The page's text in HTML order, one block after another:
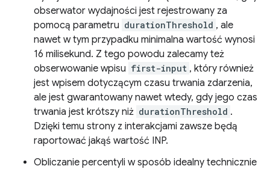
obserwator wydajności jest rejestrowany za
pomocą parametru durationThreshold , ale
nawet w tym przypadku minimalna wartość wynosi
16 milisekund. Z tego powodu zalecamy też
obserwowanie wpisu first-input , który również
jest wpisem dotyczącym czasu trwania zdarzenia,
ale jest gwarantowany nawet wtedy, gdy jego czas
trwania jest krótszy niż durationThreshold .
Dzięki temu strony z interakcjami zawsze będą
raportować jakąś wartość INP.
Obliczanie percentyli w sposób idealny technicznie